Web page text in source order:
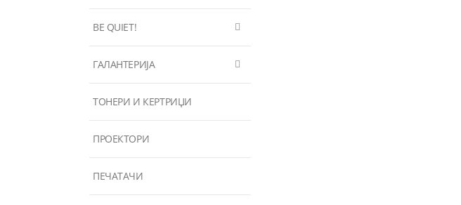
BE QUIET!
ГАЛАНТЕРИЈА
ТОНЕРИ И КЕРТРИЏИ
ПРОЕКТОРИ
ПЕЧАТАЧИ